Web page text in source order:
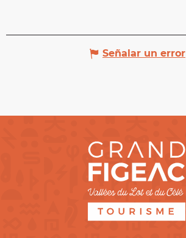
Señalar un error